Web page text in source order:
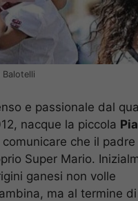
Balotelli
e passionale dal
nacque la piccola Pia
comunicare che il
Super Mario.
ganesi non volle
ma al termine